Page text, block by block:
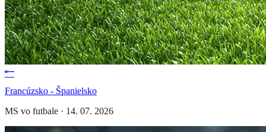
Francúzsko - Španielsko
MS vo futbale · 14. 07. 2026